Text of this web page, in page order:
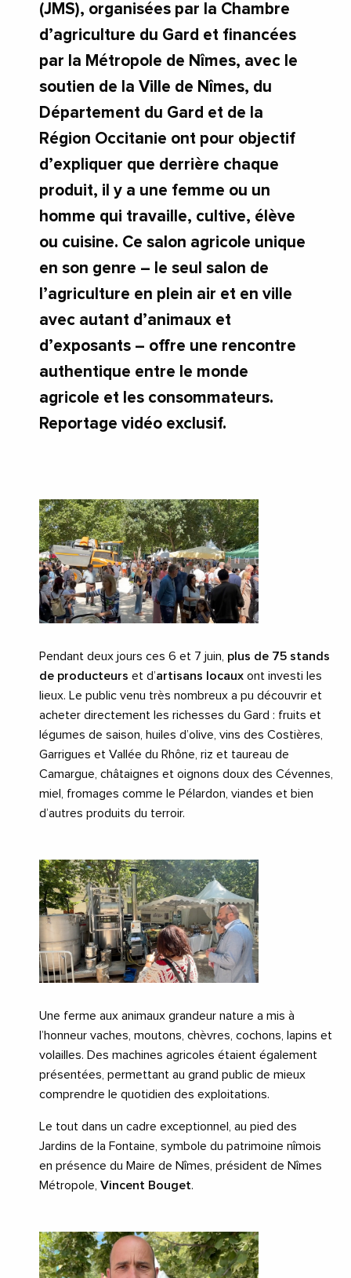
(JMS), organisées par la Chambre
d’agriculture du Gard et financées
par la Métropole de Nîmes, avec le
soutien de la Ville de Nîmes, du
Département du Gard et de la
Région Occitanie ont pour objectif
d’expliquer que derrière chaque
produit, il y a une femme ou un
homme qui travaille, cultive, élève
ou cuisine. Ce salon agricole unique
en son genre – le seul salon de
l’agriculture en plein air et en ville
avec autant d’animaux et
d’exposants – offre une rencontre
authentique entre le monde
agricole et les consommateurs.
Reportage vidéo exclusif.
Pendant deux jours ces 6 et 7 juin, plus de 75 stands
de producteurs et d’artisans locaux ont investi les
lieux. Le public venu très nombreux a pu découvrir et
acheter directement les richesses du Gard : fruits et
légumes de saison, huiles d’olive, vins des Costières,
Garrigues et Vallée du Rhône, riz et taureau de
Camargue, châtaignes et oignons doux des Cévennes,
miel, fromages comme le Pélardon, viandes et bien
d’autres produits du terroir.
Une ferme aux animaux grandeur nature a mis à
l’honneur vaches, moutons, chèvres, cochons, lapins et
volailles. Des machines agricoles étaient également
présentées, permettant au grand public de mieux
comprendre le quotidien des exploitations.
Le tout dans un cadre exceptionnel, au pied des
Jardins de la Fontaine, symbole du patrimoine nîmois
en présence du Maire de Nîmes, président de Nîmes
Métropole, Vincent Bouget.